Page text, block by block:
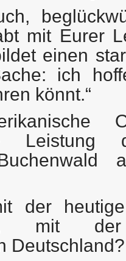
mit Eurer
einen
ich
könnt.“
Leistung
der
mit der
Deutschland?